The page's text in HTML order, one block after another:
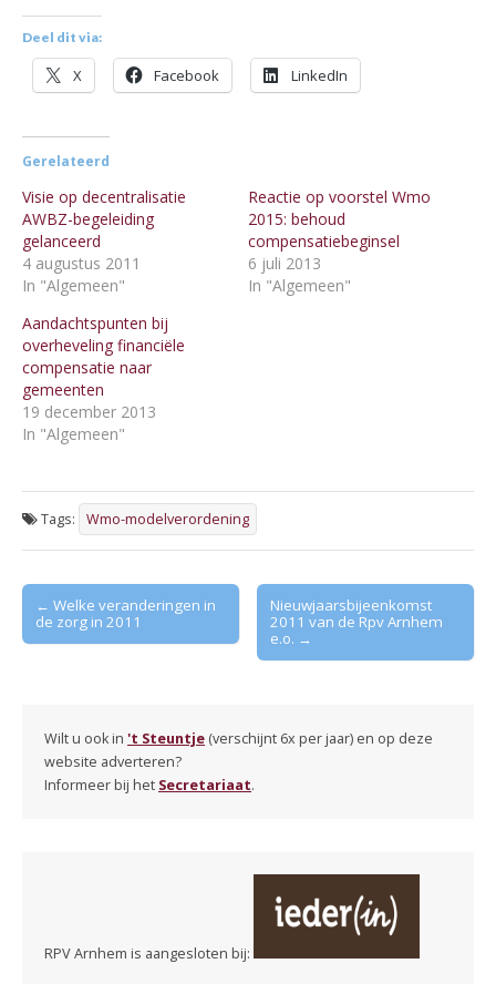
Deel dit via:
X Facebook LinkedIn
Gerelateerd
Visie op decentralisatie
AWBZ-begeleiding
gelanceerd
4 augustus 2011
In "Algemeen"
Reactie op voorstel Wmo
2015: behoud
compensatiebeginsel
6 juli 2013
In "Algemeen"
Aandachtspunten bij
overheveling financiële
compensatie naar
gemeenten
19 december 2013
In "Algemeen"
Tags: Wmo-modelverordening
Post
navigation
← Welke veranderingen in
de zorg in 2011
Nieuwjaarsbijeenkomst
2011 van de Rpv Arnhem
e.o. →
Wilt u ook in 't Steuntje (verschijnt 6x per jaar) en op deze
website adverteren?
Informeer bij het Secretariaat.
RPV Arnhem is aangesloten bij: